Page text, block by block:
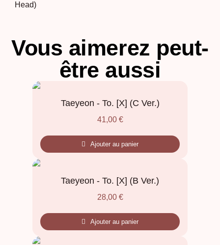
Head)
Vous aimerez peut-
être aussi
Taeyeon - To. [X] (C Ver.)
41,00 €
Ajouter au panier
Taeyeon - To. [X] (B Ver.)
28,00 €
Ajouter au panier